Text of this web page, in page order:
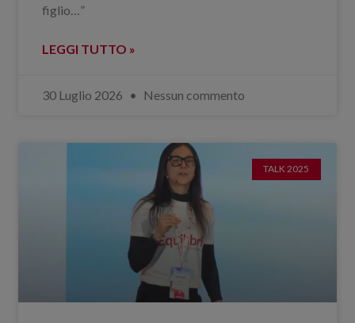
figlio…”
LEGGI TUTTO »
30 Luglio 2026 Nessun commento
TALK 2025